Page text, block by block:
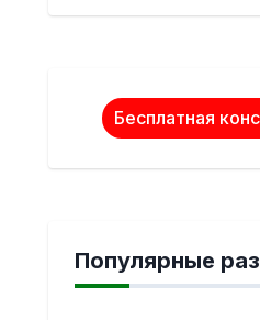
Бесплатная
Популярные